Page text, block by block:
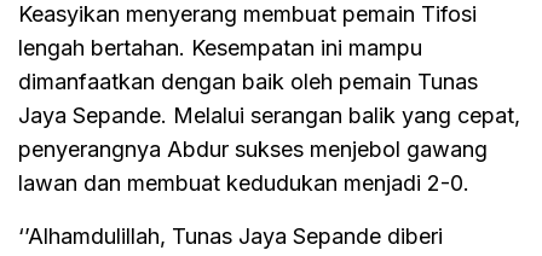
Keasyikan menyerang membuat pemain Tifosi
lengah bertahan. Kesempatan ini mampu
dimanfaatkan dengan baik oleh pemain Tunas
Jaya Sepande. Melalui serangan balik yang cepat,
penyerangnya Abdur sukses menjebol gawang
lawan dan membuat kedudukan menjadi 2-0.
‘’Alhamdulillah, Tunas Jaya Sepande diberi